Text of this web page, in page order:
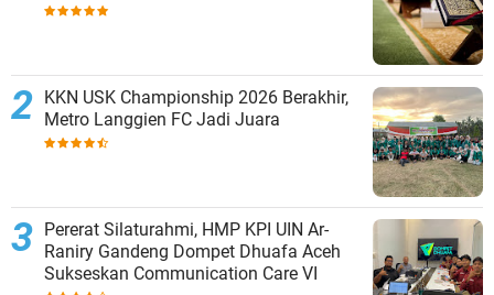
KKN USK Championship 2026 Berakhir,
Metro Langgien FC Jadi Juara
Pererat Silaturahmi, HMP KPI UIN Ar-
Raniry Gandeng Dompet Dhuafa Aceh
Sukseskan Communication Care VI